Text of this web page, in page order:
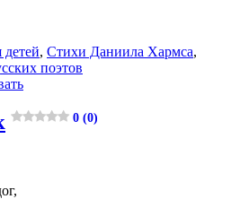
, Стихи Даниила Хармса,
поэтов
0 (0)